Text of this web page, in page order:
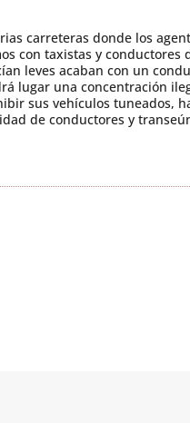
carreteras donde los
con taxistas y conductores
leves acaban con un
lugar una concentración
sus vehículos tuneados,
de conductores y